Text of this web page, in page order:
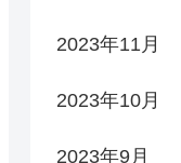
2023年11月
2023年10月
2023年9月